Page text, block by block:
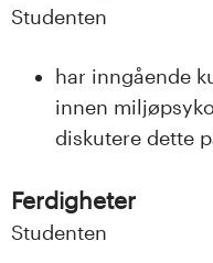
Studenten
har inngående
innen
diskutere dette
Ferdigheter
Studenten